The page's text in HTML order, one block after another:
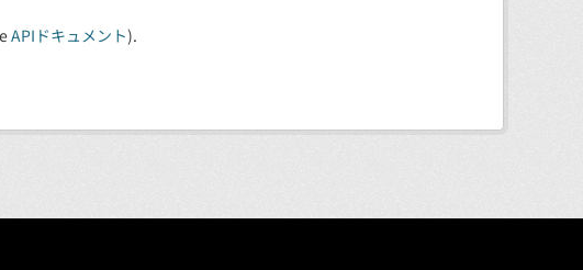
APIドキュメント).